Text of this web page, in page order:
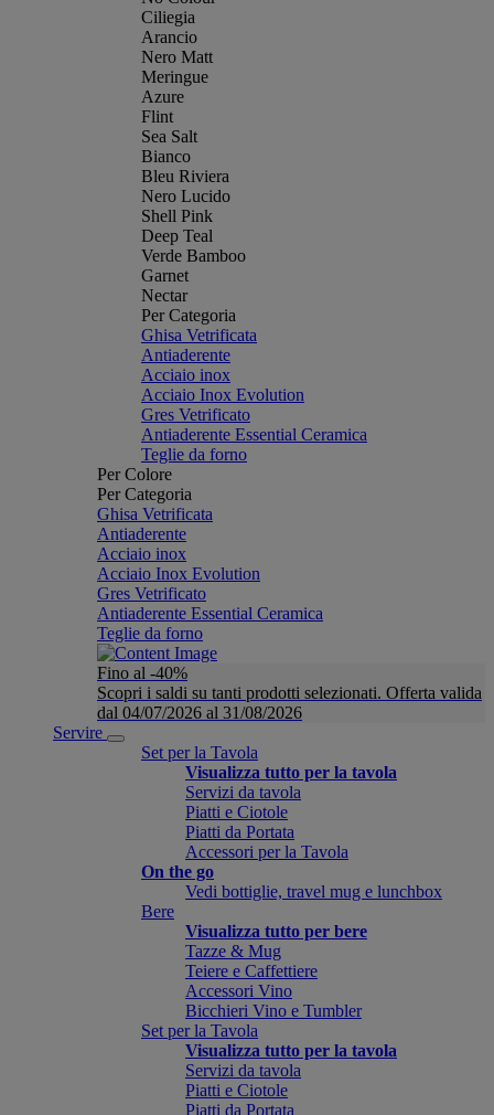
Ciliegia
Arancio
Nero Matt
Meringue
Azure
Flint
Sea Salt
Bianco
Bleu Riviera
Nero Lucido
Shell Pink
Deep Teal
Verde Bamboo
Garnet
Nectar
Per Categoria
Ghisa Vetrificata
Antiaderente
Acciaio inox
Acciaio Inox Evolution
Gres Vetrificato
Antiaderente Essential Ceramica
Teglie da forno
Per Colore
Per Categoria
Ghisa Vetrificata
Antiaderente
Acciaio inox
Acciaio Inox Evolution
Gres Vetrificato
Antiaderente Essential Ceramica
Teglie da forno
Fino al -40%
Scopri i saldi su tanti prodotti selezionati. Offerta valida
dal 04/07/2026 al 31/08/2026
Servire
Set per la Tavola
Visualizza tutto per la tavola
Servizi da tavola
Piatti e Ciotole
Piatti da Portata
Accessori per la Tavola
On the go
Vedi bottiglie, travel mug e lunchbox
Bere
Visualizza tutto per bere
Tazze & Mug
Teiere e Caffettiere
Accessori Vino
Bicchieri Vino e Tumbler
Set per la Tavola
Visualizza tutto per la tavola
Servizi da tavola
Piatti e Ciotole
Piatti da Portata